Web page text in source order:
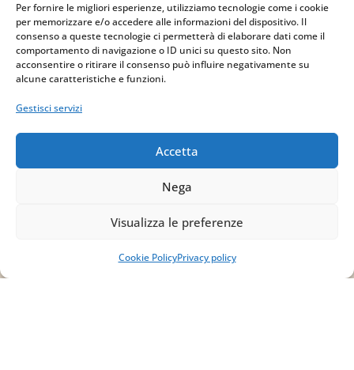
Per fornire le migliori esperienze, utilizziamo tecnologie come i cookie
per memorizzare e/o accedere alle informazioni del dispositivo. Il
consenso a queste tecnologie ci permetterà di elaborare dati come il
comportamento di navigazione o ID unici su questo sito. Non
acconsentire o ritirare il consenso può influire negativamente su
alcune caratteristiche e funzioni.
Gestisci servizi
Accetta
Nega
Visualizza le preferenze
Cookie PolicyPrivacy policy
via Sant’Alessio, 5
83030 Venticano (AV)
Email
info@studiopizzano.it
P.IVA
ISCRIVITI ALLA
NEWSLETTER